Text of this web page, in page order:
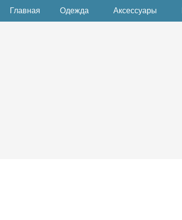
Главная Одежда Аксессуары